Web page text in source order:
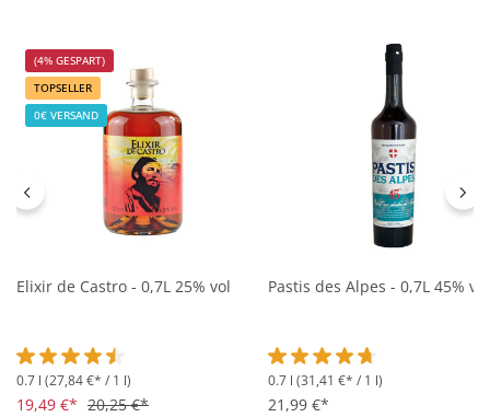
(4% GESPART)
TOPSELLER
0€ VERSAND
Elixir de Castro - 0,7L 25% vol
Durchschnittliche Bewertung von 4.5 von 5 Sternen
0.7 l (27,84 €* / 1 l)
19,49 €* 20,25 €*
Pastis des Alpes - 0,7L 45% vol
Durchschnittliche
0.7 l (31,41 €* / 1 l)
21,99 €*